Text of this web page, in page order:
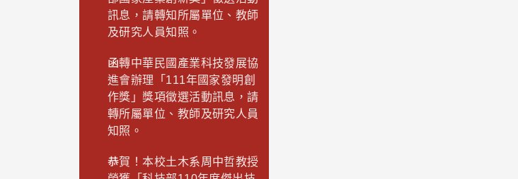
訊息，請轉知所屬單位、教師
及研究人員知照。
函轉中華民國產業科技發展協
進會辦理「111年國家發明創
作獎」獎項徵選活動訊息，請
轉所屬單位、教師及研究人員
知照。
恭賀！本校土木系周中哲教授